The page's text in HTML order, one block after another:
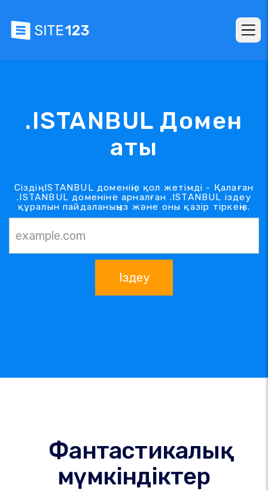
.ISTANBUL Домен
аты
Сіздің .ISTANBUL доменіңіз қол жетімді - Қалаған
.ISTANBUL доменіне арналған .ISTANBUL іздеу
құралын пайдаланыңыз және оны қазір тіркеңіз.
Іздеу
Фантастикалық
мүмкіндіктер